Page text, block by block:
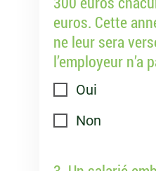
euros. Cette
ne leur sera
l’employeur n’a
Oui
Non